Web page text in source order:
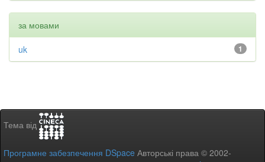
за мовами
1
uk
Тема від
Програмне забезпечення DSpace Авторські права © 2002-